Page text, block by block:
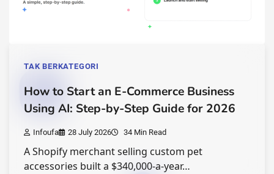
TAK BERKATEGORI
How to Start an E-Commerce Business
Using AI: Step-by-Step Guide for 2026
Infoufa 28 July 2026 34 Min Read
A Shopify merchant selling custom pet
accessories built a $340,000-a-year…